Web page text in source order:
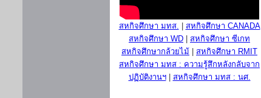
สหกิจศึกษา มทส.
สหกิจศึกษา CANADA
สหกิจศึกษา WD
สหกิจศึกษา ซีเกท
สหกิจศึกษากล้วยไม้
สหกิจศึกษา RMIT
สหกิจศึกษา มทส : ความรู้สึกหลังกลับจาก
ปฏิบัติงานฯ| สหกิจศึกษา มทส : นศ.